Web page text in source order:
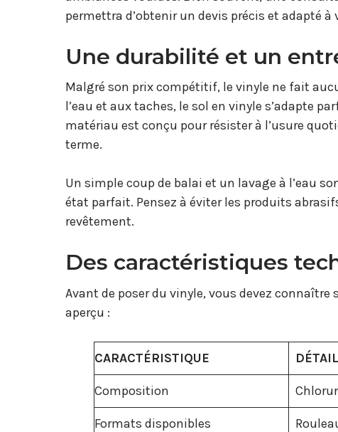
permettra d’obtenir un devis précis et adapté à
Une durabilité et un
Malgré son prix compétitif, le vinyle ne fait
l’eau et aux taches, le sol en vinyle s’adapte
matériau est conçu pour résister à l’usure
terme.
Un simple coup de balai et un lavage à l’eau
état parfait. Pensez à éviter les produits
revêtement.
Des caractéristiques
Avant de poser du vinyle, vous devez
aperçu :
CARACTÉRISTIQUE
Composition
Formats disponibles